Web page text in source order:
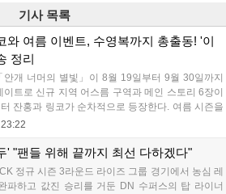
기사 목록
와 여름 이벤트, 수영복까지 총출동! '이
정리
개 너머의 별빛」이 8월 19일부터 9월 30일까지
이트로 신규 지역 어스름 구역과 메인 스토리 6장이
잔홍과 링코가 순차적으로 등장한다. 여름 시즌을
상 오토바이 등 다채로운 이벤트가 열리고, 캐릭터
이 제공되며, 상세 일정은 공식 채널을 통해 확인할
23:22
' "팬들 위해 끝까지 최선 다하겠다"
정규 시즌 3라운드 라이즈 그룹 경기에서 농심 레
파하고 값진 승리를 거둔 DN 수퍼스의 탑 라이너